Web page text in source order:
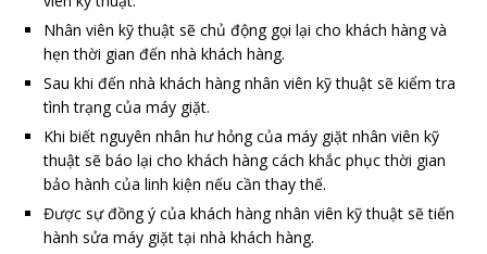
Nhân viên kỹ thuật sẽ chủ động gọi lại cho khách hàng và
hẹn thời gian đến nhà khách hàng.
Sau khi đến nhà khách hàng nhân viên kỹ thuật sẽ kiểm tra
tình trạng của máy giặt.
Khi biết nguyên nhân hư hỏng của máy giặt nhân viên kỹ
thuật sẽ báo lại cho khách hàng cách khắc phục thời gian
bảo hành của linh kiện nếu cần thay thế.
Được sự đồng ý của khách hàng nhân viên kỹ thuật sẽ tiến
hành sửa máy giặt tại nhà khách hàng.